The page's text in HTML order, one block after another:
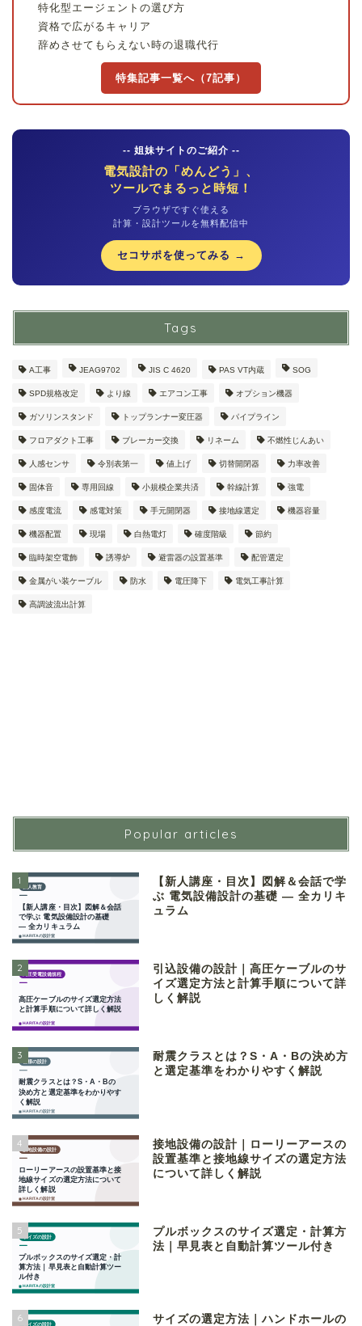
特化型エージェントの選び方
資格で広がるキャリア
辞めさせてもらえない時の退職代行
特集記事一覧へ（7記事）
-- 姐妹サイトのご紹介 --
電気設計の「めんどう」、
ツールでまるっと時短！
ブラウザですぐ使える
計算・設計ツールを無料配信中
セコサポを使ってみる →
Tags
A工事 JEAG9702 JIS C 4620 PAS VT内蔵 SOG
SPD規格改定 より線 エアコン工事 オプション機器
ガソリンスタンド トップランナー変圧器 パイプライン
フロアダクト工事 ブレーカー交換 リネーム 不燃性じんあい
人感センサ 令別表第一 値上げ 切替開閉器 力率改善
固体音 専用回線 小規模企業共済 幹線計算 強電
感度電流 感電対策 手元開閉器 接地線選定 機器容量
機器配置 現場 白熱電灯 確度階級 節約
臨時架空電飾 誘導炉 避雷器の設置基準 配管選定
金属がい装ケーブル 防水 電圧降下 電気工事計算
高調波流出計算
Popular articles
1
【新人講座・目次】図解＆会話で学
ぶ 電気設備設計の基礎 ― 全カリキ
ュラム
2
引込設備の設計｜高圧ケーブルのサ
イズ選定方法と計算手順について詳
しく解説
3
耐震クラスとは？S・A・Bの決め方
と選定基準をわかりやすく解説
4
接地設備の設計｜ローリーアースの
設置基準と接地線サイズの選定方法
について詳しく解説
5
プルボックスのサイズ選定・計算方
法｜早見表と自動計算ツール付き
6
サイズの選定方法｜ハンドホールの